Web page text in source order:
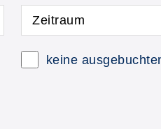
Zeitraum
keine